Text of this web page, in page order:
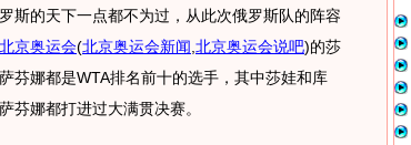
的天下一点都不为过，从此次俄罗斯队的阵容
北京奥运会(北京奥运会新闻 北京奥运会说吧)的莎
芬娜都是WTA排名前十的选手，其中莎娃和库
芬娜都打进过大满贯决赛。